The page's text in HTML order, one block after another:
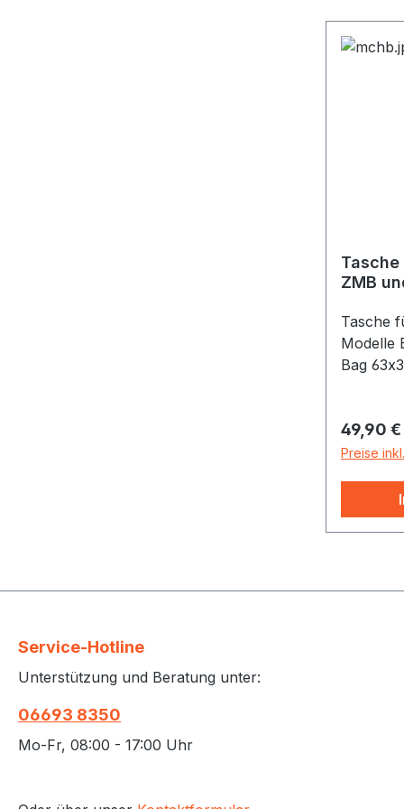
Tasche
ZMB
Tasche
Modelle
Bag
B ZMB
für
49,90 €
Preise
Service-Hotline
Unterstützung und Beratung unter:
06693 8350
Mo-Fr, 08:00 - 17:00 Uhr